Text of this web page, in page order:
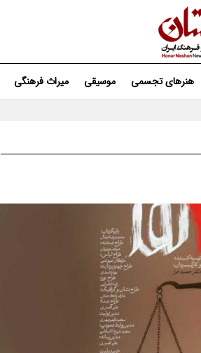
هنرهای تجسمی موسیقی میراث فرهنگی